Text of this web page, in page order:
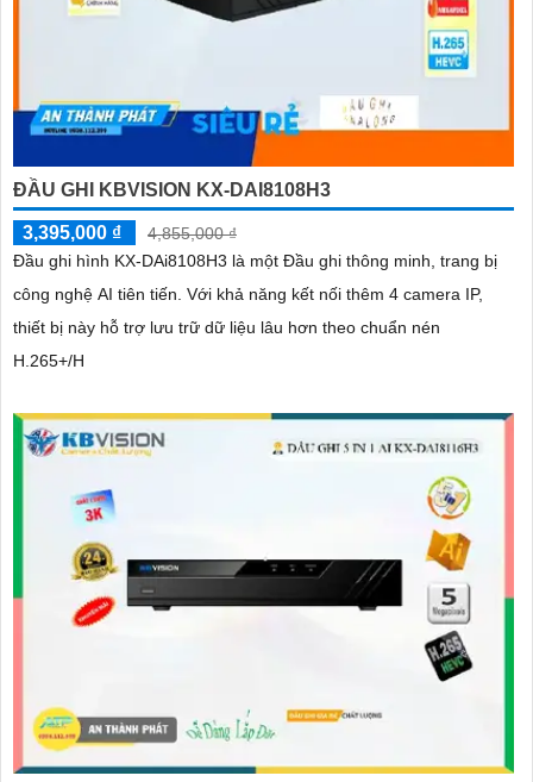
ĐẦU GHI KBVISION KX-DAI8108H3
3,395,000 ₫
4,855,000 ₫
Đầu ghi hình KX-DAi8108H3 là một Đầu ghi thông minh, trang bị
công nghệ AI tiên tiến. Với khả năng kết nối thêm 4 camera IP,
thiết bị này hỗ trợ lưu trữ dữ liệu lâu hơn theo chuẩn nén
H.265+/H